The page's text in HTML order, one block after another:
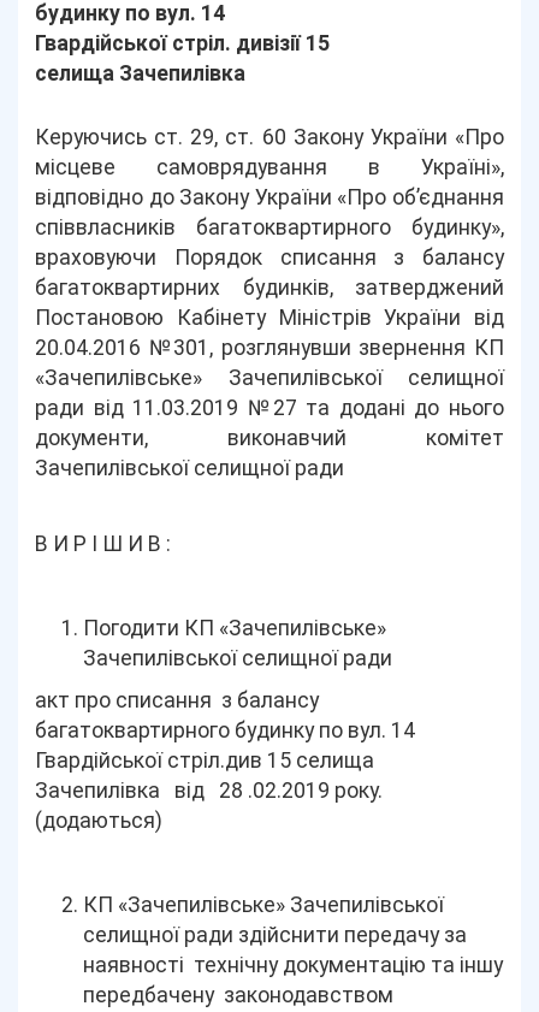
будинку по вул. 14
Гвардійської стріл. дивізії 15
селища Зачепилівка
Керуючись ст. 29, ст. 60 Закону України «Про
місцеве самоврядування в Україні»,
відповідно до Закону України «Про об’єднання
співвласників багатоквартирного будинку»,
враховуючи Порядок списання з балансу
багатоквартирних будинків, затверджений
Постановою Кабінету Міністрів України від
20.04.2016 №301, розглянувши звернення КП
«Зачепилівське» Зачепилівської селищної
ради від 11.03.2019 №27 та додані до нього
документи, виконавчий комітет
Зачепилівської селищної ради
В И Р І Ш И В :
Погодити КП «Зачепилівське»
Зачепилівської селищної ради
акт про списання з балансу
багатоквартирного будинку по вул. 14
Гвардійської стріл.див 15 селища
Зачепилівка від 28 .02.2019 року.
(додаються)
КП «Зачепилівське» Зачепилівської
селищної ради здійснити передачу за
наявності технічну документацію та іншу
передбачену законодавством